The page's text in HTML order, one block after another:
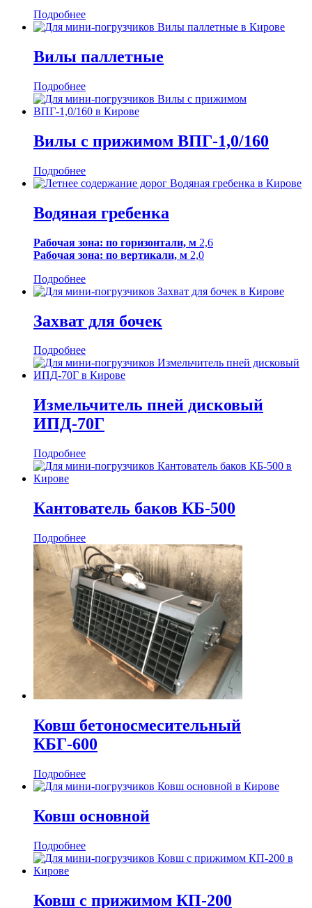
Подробнее
Вилы паллетные
Подробнее
Вилы с прижимом ВПГ-1,0/160
Подробнее
Водяная гребенка
Рабочая зона: по горизонтали, м 2,6
Рабочая зона: по вертикали, м 2,0
Подробнее
Захват для бочек
Подробнее
Измельчитель пней дисковый
ИПД-70Г
Подробнее
Кантователь баков КБ-500
Подробнее
Ковш бетоносмесительный
КБГ-600
Подробнее
Ковш основной
Подробнее
Ковш с прижимом КП-200